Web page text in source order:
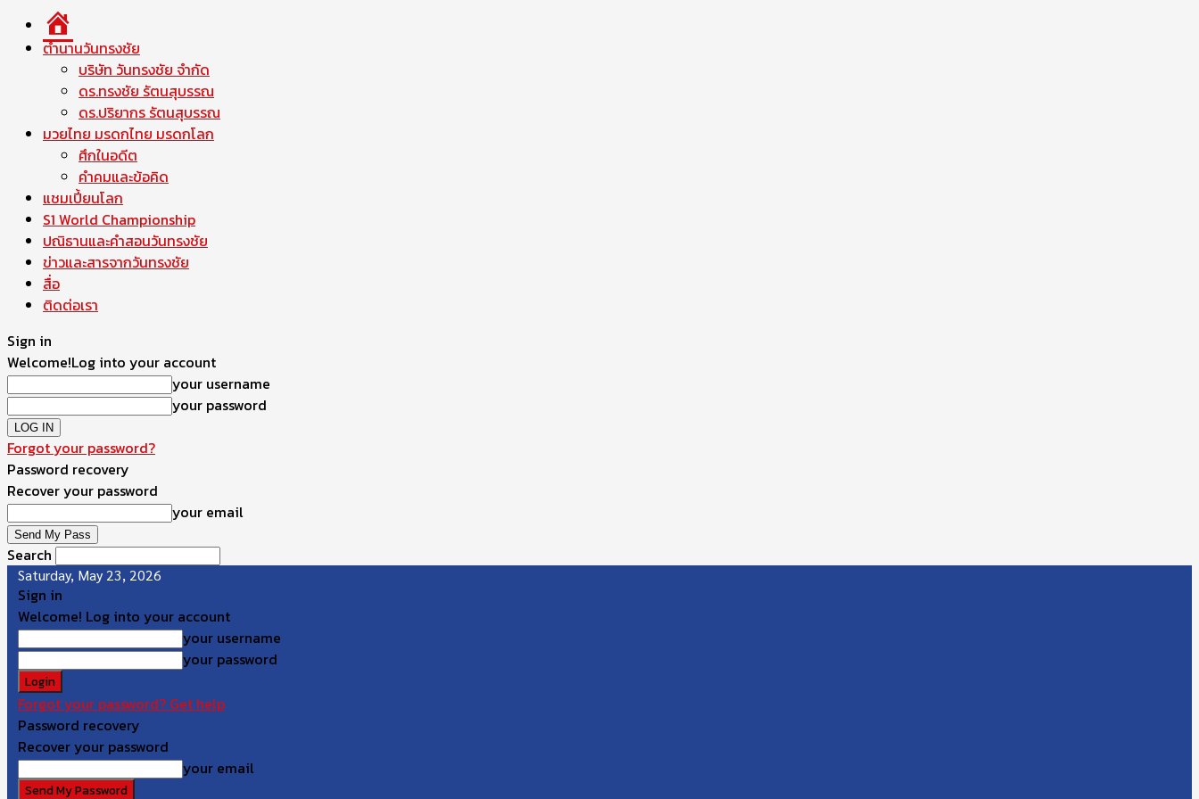
แรก
ตำนานวันทรงชัย
บริษัท วันทรงชัย จำกัด
ดร.ทรงชัย รัตนสุบรรณ
ดร.ปริยากร รัตนสุบรรณ
มวยไทย มรดกไทย มรดกโลก
ศึกในอดีต
คำคมและข้อคิด
แชมเปี้ยนโลก
S1 World Championship
ปณิธานและคำสอนวันทรงชัย
ข่าวและสารจากวันทรงชัย
สื่อ
ติดต่อเรา
Sign in
Welcome!Log into your account
your username
your password
Forgot your password?
Password recovery
Recover your password
your email
Search
Saturday, May 23, 2026
Sign in
Welcome! Log into your account
your username
your password
Forgot your password? Get help
Password recovery
Recover your password
your email